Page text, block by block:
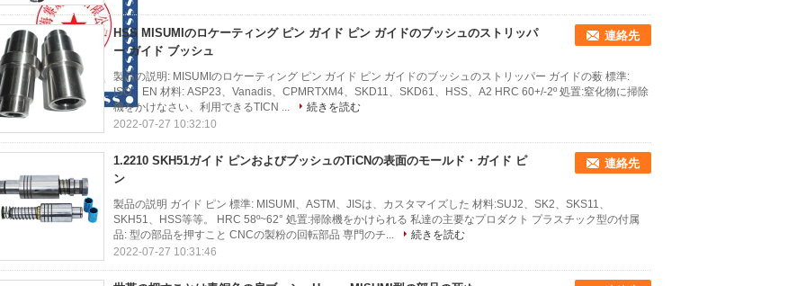
HSS MISUMIのロケーティング ピン ガイド ピン ガイドのブッシュのストリッパ
ー ガイド ブッシュ
連絡先
製品の説明: MISUMIのロケーティング ピン ガイド ピン ガイドのブッシュのストリッパー ガイドの薮 標準:
ISO、EN 材料: ASP23、Vanadis、CPMRTXM4、SKD11、SKD61、HSS、A2 HRC 60+/-2º 処置:窒化物に掃除
機をかけなさい、利用できるTICN ...
続きを読む
2022-07-27 10:32:10
1.2210 SKH51ガイド ピンおよびブッシュのTiCNの表面のモールド・ガイド ピ
ン
連絡先
製品の説明 ガイド ピン 標準: MISUMI、ASTM、JISは、カスタマイズした 材料:SUJ2、SK2、SKS11、
SKH51、HSS等等。 HRC 58º~62° 処置:掃除機をかけられる 私達の主要なプロダクト プラスチック型の付属
品: 型の部品を押すこと CNCの製粉の回転部品 専門のチ...
続きを読む
2022-07-27 10:31:46